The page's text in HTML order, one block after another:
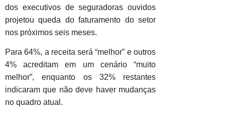
dos executivos de seguradoras ouvidos
projetou queda do faturamento do setor
nos próximos seis meses.
Para 64%, a receita será “melhor” e outros
4% acreditam em um cenário “muito
melhor”, enquanto os 32% restantes
indicaram que não deve haver mudanças
no quadro atual.